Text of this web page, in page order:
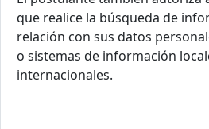
que realice la búsqueda de
relación con sus datos
o sistemas de información
internacionales.